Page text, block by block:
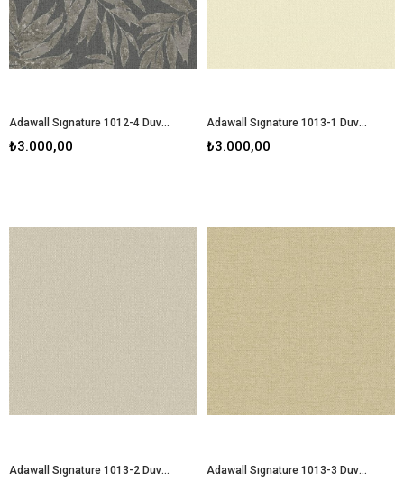
Adawall Sıgnature 1012-4 Duvar Kağıdı
₺3.000,00
Adawall Sıgnature 1013-1 Duvar Kağıdı
₺3.000,00
Adawall Sıgnature 1013-2 Duvar Kağıdı Adawall Sıgnature 1013-3 Duvar Kağıdı